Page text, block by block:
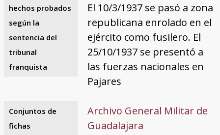
hechos probados
según la
sentencia del
tribunal
franquista
El 10/3/1937 se pasó a zona
republicana enrolado en el
ejército como fusilero. El
25/10/1937 se presentó a
las fuerzas nacionales en
Pajares
Conjuntos de
fichas
Archivo General Militar de
Guadalajara